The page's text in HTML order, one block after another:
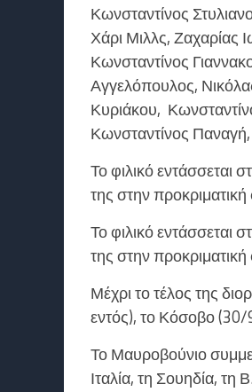
Κωνσταντίνος
Χάρι Μιλλς, Ζαχαρίας
Κωνσταντίνος
Αγγελόπουλος,
Κυριάκου,
Κωνσταντίνος
Το φιλικό εντάσσεται
της στην
Το φιλικό εντάσσεται
της στην
Μέχρι το τέλος της
εντός), το Κόσοβο (30/
Το Μαυροβούνιο
Ιταλία, τη Σουηδία, τη